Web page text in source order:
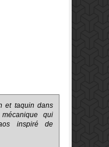
et taquin dans
qui
inspiré de